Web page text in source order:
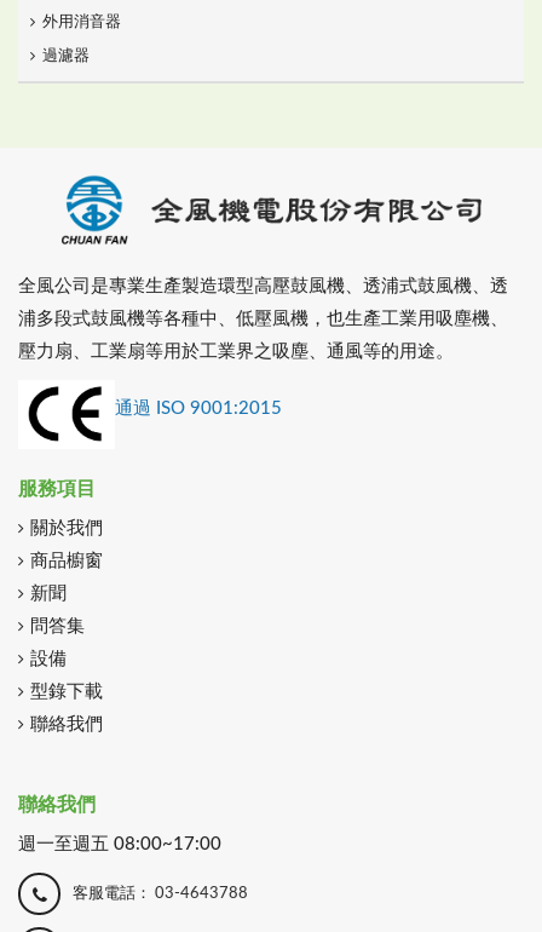
外用消音器
過濾器
全風公司是專業生產製造環型高壓鼓風機、透浦式鼓風機、透
浦多段式鼓風機等各種中、低壓風機，也生產工業用吸塵機、
壓力扇、工業扇等用於工業界之吸塵、通風等的用途。
通過 ISO 9001:2015
服務項目
關於我們
商品櫥窗
新聞
問答集
設備
型錄下載
聯絡我們
聯絡我們
週一至週五 08:00~17:00
客服電話： 03-4643788